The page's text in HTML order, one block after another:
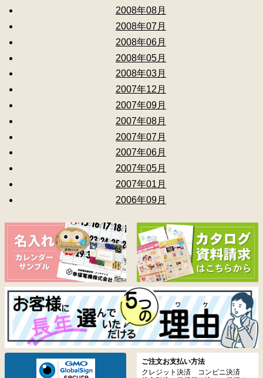
2008年08月
2008年07月
2008年06月
2008年05月
2008年03月
2007年12月
2007年09月
2007年08月
2007年07月
2007年06月
2007年05月
2007年01月
2006年09月
ご注文お支払い方法
クレジット決済 コンビニ決済